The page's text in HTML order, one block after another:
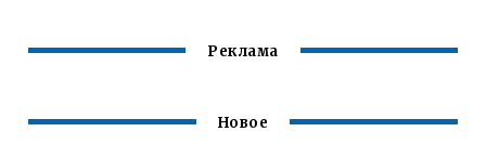
Реклама
Новое